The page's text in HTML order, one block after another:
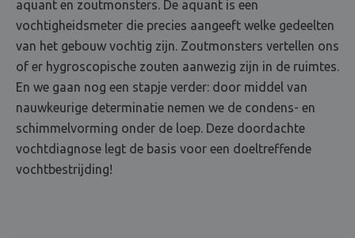
aquant en zoutmonsters. De aquant is een
vochtigheidsmeter die precies aangeeft welke gedeelten
van het gebouw vochtig zijn. Zoutmonsters vertellen ons
of er hygroscopische zouten aanwezig zijn in de ruimtes.
En we gaan nog een stapje verder: door middel van
nauwkeurige determinatie nemen we de condens- en
schimmelvorming onder de loep. Deze doordachte
vochtdiagnose legt de basis voor een doeltreffende
vochtbestrijding!